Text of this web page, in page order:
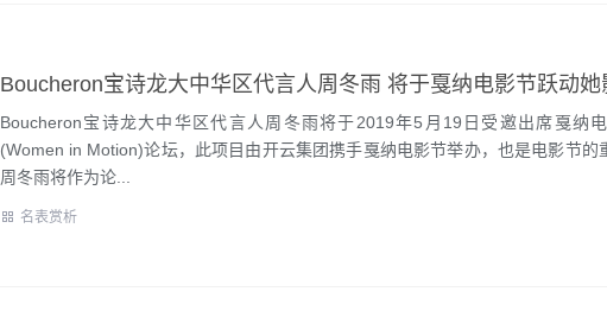
Boucheron宝诗龙大中华区代言人周冬雨将于2019年5月19日受邀出席戛纳
(Women in Motion)论坛，此项目由开云集团携手戛纳电影节举办，也是电影节的
周冬雨将作为论...
名表赏析